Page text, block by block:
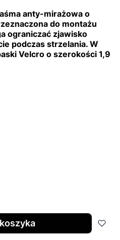
anty-mirażowa o
do montażu
ograniczać zjawisko
podczas strzelania. W
Velcro o szerokości 1,9